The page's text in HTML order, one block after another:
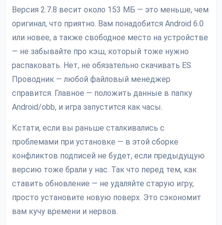
Версия 2.7.8 весит около 153 МБ — это меньше, чем
оригинал, что приятно. Вам понадобится Android 6.0
или новее, а также свободное место на устройстве
— не забывайте про кэш, который тоже нужно
распаковать. Нет, не обязательно скачивать ES
Проводник — любой файловый менеджер
справится. Главное — положить данные в папку
Android/obb, и игра запустится как часы.
Кстати, если вы раньше сталкивались с
проблемами при установке — в этой сборке
конфликтов подписей не будет, если предыдущую
версию тоже брали у нас. Так что перед тем, как
ставить обновление — не удаляйте старую игру,
просто установите новую поверх. Это сэкономит
вам кучу времени и нервов.